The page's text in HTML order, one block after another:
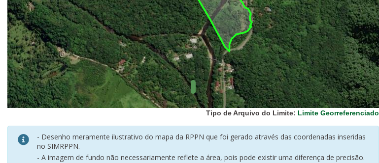
Biomas
(IBGE)
Vegetação
(IBGE)
Rodovias
(IBGE)
Relevo
(IBGE)
Tipo de Arquivo do Limite: Limite Georreferenciado
- Desenho meramente ilustrativo do mapa da RPPN que foi gerado através das coordenadas inseridas
no SIMRPPN.
- A imagem de fundo não necessariamente reflete a área, pois pode existir uma diferença de precisão.